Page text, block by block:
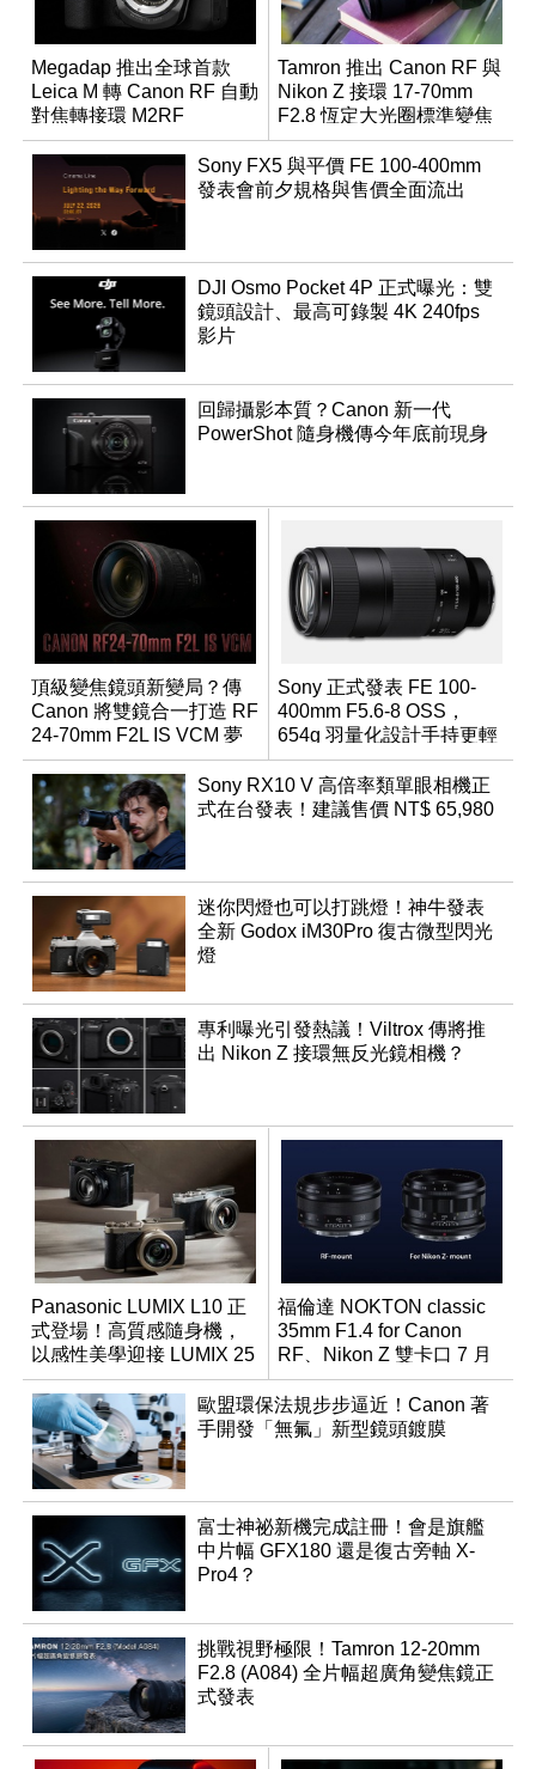
Megadap 推出全球首款
Leica M 轉 Canon RF 自動
對焦轉接環 M2RF
Tamron 推出 Canon RF 與
Nikon Z 接環 17-70mm
F2.8 恆定大光圈標準變焦
鏡
Sony FX5 與平價 FE 100-400mm
發表會前夕規格與售價全面流出
DJI Osmo Pocket 4P 正式曝光：雙
鏡頭設計、最高可錄製 4K 240fps
影片
回歸攝影本質？Canon 新一代
PowerShot 隨身機傳今年底前現身
頂級變焦鏡頭新變局？傳
Canon 將雙鏡合一打造 RF
24-70mm F2L IS VCM 夢
幻規格
Sony 正式發表 FE 100-
400mm F5.6-8 OSS，
654g 羽量化設計手持更輕
鬆
Sony RX10 V 高倍率類單眼相機正
式在台發表！建議售價 NT$ 65,980
迷你閃燈也可以打跳燈！神牛發表
全新 Godox iM30Pro 復古微型閃光
燈
專利曝光引發熱議！Viltrox 傳將推
出 Nikon Z 接環無反光鏡相機？
Panasonic LUMIX L10 正
式登場！高質感隨身機，
以感性美學迎接 LUMIX 25
週年
福倫達 NOKTON classic
35mm F1.4 for Canon
RF、Nikon Z 雙卡口 7 月
同步登台
歐盟環保法規步步逼近！Canon 著
手開發「無氟」新型鏡頭鍍膜
富士神祕新機完成註冊！會是旗艦
中片幅 GFX180 還是復古旁軸 X-
Pro4？
挑戰視野極限！Tamron 12-20mm
F2.8 (A084) 全片幅超廣角變焦鏡正
式發表